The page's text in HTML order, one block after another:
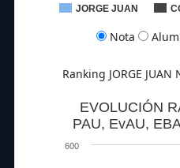
JORGE JUAN
Nota
Ranking JORGE JUAN
EVOLUCIÓN
PAU, EvAU,
600